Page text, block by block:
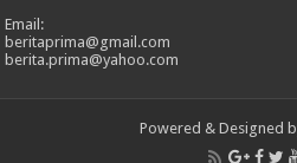
Email:
beritaprima@gmail.com
berita.prima@yahoo.com
Powered & Designed